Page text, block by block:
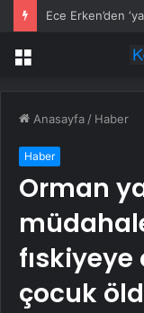
Menü
Anasayfa / Haber
Haber
Orman
fıskiyeye
çocuk